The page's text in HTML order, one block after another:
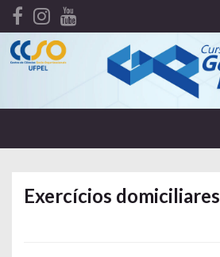
Search for:
Exercícios domiciliares